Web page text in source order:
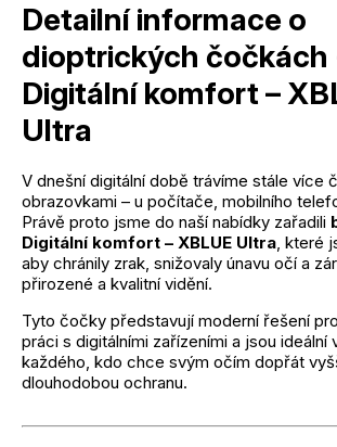
Detailní informace o
dioptrických čočkách
Digitální komfort –
Ultra
V dnešní digitální době trávíme stále více
obrazovkami – u počítače, mobilního
Právě proto jsme do naší nabídky zařadili
Digitální komfort – XBLUE Ultra, které
aby chránily zrak, snižovaly únavu očí a
přirozené a kvalitní vidění.
Tyto čočky představují moderní řešení
práci s digitálními zařízeními a jsou ideální
každého, kdo chce svým očím dopřát
dlouhodobou ochranu.